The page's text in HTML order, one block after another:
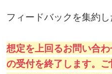
フィードバックを集約
想定を上回るお問い合
の受付を終了します。